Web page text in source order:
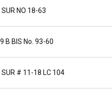
NO 18-63
B BIS No. 93-60
SUR # 11-18 LC 104